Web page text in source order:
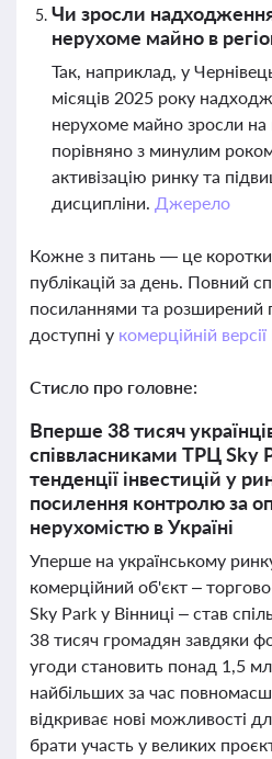
Чи зросли
нерухоме майно в
Так, наприклад, у
місяців 2025 року
нерухоме майно зросли
порівняно з минулим
активізацію ринку та
дисципліни. Джерело
Кожне з питань — це
публікацій за день. Повний
посиланнями та розширений
доступні у комерційній
Стисло про головне:
Вперше 38 тисяч
співвласниками ТРЦ Sky
тенденції інвестицій у
посилення контролю за
нерухомістю в Україні
Уперше на українському
комерційний об'єкт –
Sky Park у Вінниці – став
38 тисяч громадян завдяки
угоди становить понад 1,5
найбільших за час
відкриває нові можливості
брати участь у великих